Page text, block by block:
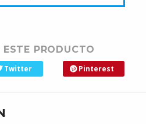
PRODUCTO
Twitter Pinterest